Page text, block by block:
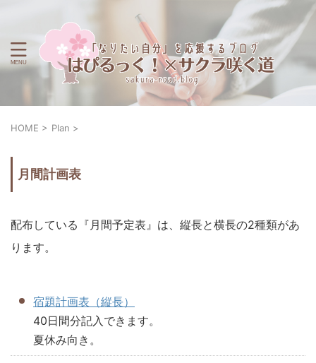
HOME > Plan >
月間計画表
配布している『月間予定表』は、縦長と横長の2種類があ
ります。
宿題計画表（縦長）
40日間分記入できます。
夏休み向き。